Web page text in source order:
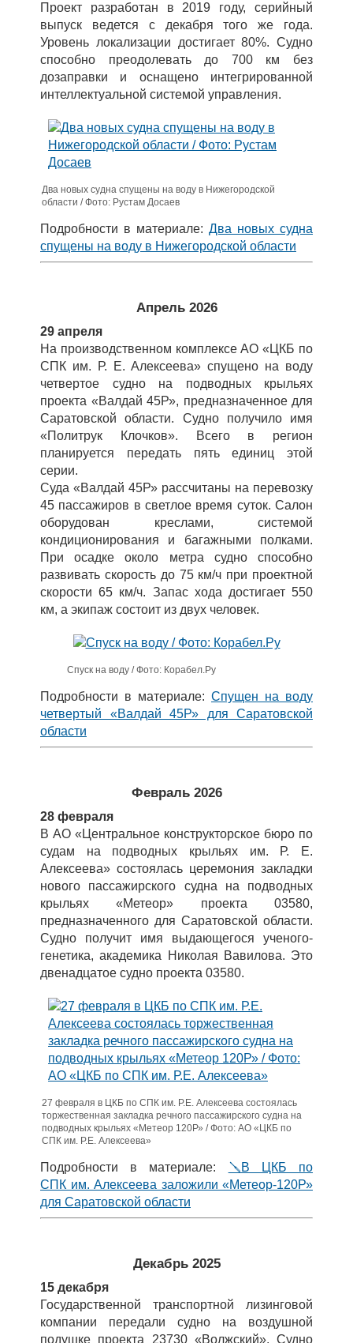
Проект разработан в 2019 году, серийный
выпуск ведется с декабря того же года.
Уровень локализации достигает 80%. Судно
способно преодолевать до 700 км без
дозаправки и оснащено интегрированной
интеллектуальной системой управления.
Два новых судна спущены на воду в Нижегородской
области / Фото: Рустам Досаев
Подробности в материале: Два новых судна
спущены на воду в Нижегородской области
Апрель 2026
29 апреля
На производственном комплексе АО «ЦКБ по
СПК им. Р. Е. Алексеева» спущено на воду
четвертое судно на подводных крыльях
проекта «Валдай 45Р», предназначенное для
Саратовской области. Судно получило имя
«Политрук Клочков». Всего в регион
планируется передать пять единиц этой
серии.
Суда «Валдай 45Р» рассчитаны на перевозку
45 пассажиров в светлое время суток. Салон
оборудован креслами, системой
кондиционирования и багажными полками.
При осадке около метра судно способно
развивать скорость до 75 км/ч при проектной
скорости 65 км/ч. Запас хода достигает 550
км, а экипаж состоит из двух человек.
Спуск на воду / Фото: Корабел.Ру
Подробности в материале: Спущен на воду
четвертый «Валдай 45Р» для Саратовской
области
Февраль 2026
28 февраля
В АО «Центральное конструкторское бюро по
судам на подводных крыльях им. Р. Е.
Алексеева» состоялась церемония закладки
нового пассажирского судна на подводных
крыльях «Метеор» проекта 03580,
предназначенного для Саратовской области.
Судно получит имя выдающегося ученого-
генетика, академика Николая Вавилова. Это
двенадцатое судно проекта 03580.
27 февраля в ЦКБ по СПК им. Р.Е. Алексеева состоялась
торжественная закладка речного пассажирского судна на
подводных крыльях «Метеор 120Р» / Фото: АО «ЦКБ по
СПК им. Р.Е. Алексеева»
Подробности в материале: 🪛В ЦКБ по
СПК им. Алексеева заложили «Метеор-120Р»
для Саратовской области
Декабрь 2025
15 декабря
Государственной транспортной лизинговой
компании передали судно на воздушной
подушке проекта 23730 «Волжский». Судно